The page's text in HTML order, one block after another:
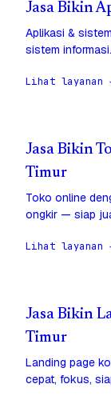
Jasa Bikin
Aplikasi &
sistem informasi.
Lihat layanan
Jasa Bikin
Timur
Toko online
ongkir — siap
Lihat layanan
Jasa Bikin
Timur
Landing page
cepat, fokus,